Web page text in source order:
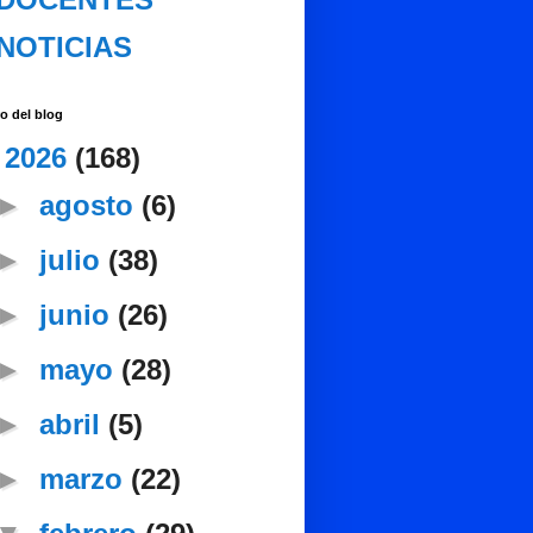
del blog
2026 (168)
► agosto (6)
► julio (38)
► junio (26)
► mayo (28)
► abril (5)
► marzo (22)